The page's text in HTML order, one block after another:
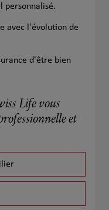
personnalisé.
avec l'évolution de
d'être bien
Life vous
et